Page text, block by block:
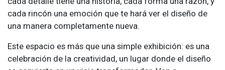
cada rincón una emoción que te hará ver el diseño de
una manera completamente nueva.
Este espacio es más que una simple exhibición: es una
celebración de la creatividad, un lugar donde el diseño